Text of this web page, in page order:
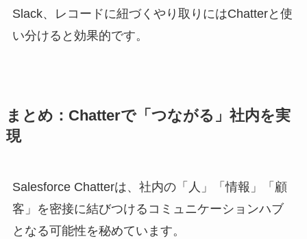
Slack、レコードに紐づくやり取りにはChatterと使
い分けると効果的です。
まとめ：Chatterで「つながる」社内を実
現
Salesforce Chatterは、社内の「人」「情報」「顧
客」を密接に結びつけるコミュニケーションハブ
となる可能性を秘めています。